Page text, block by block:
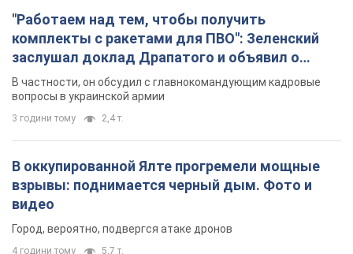
В оккупированной Ялте прогремели мощные
взрывы: поднимается черный дым. Фото и
видео
4 години тому 5,7 т.